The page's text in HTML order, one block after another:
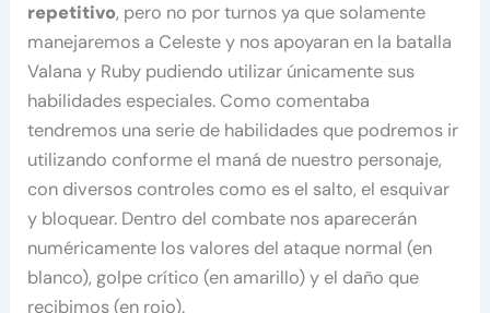
repetitivo, pero no por turnos ya que solamente
manejaremos a Celeste y nos apoyaran en la batalla
Valana y Ruby pudiendo utilizar únicamente sus
habilidades especiales. Como comentaba
tendremos una serie de habilidades que podremos ir
utilizando conforme el maná de nuestro personaje,
con diversos controles como es el salto, el esquivar
y bloquear. Dentro del combate nos aparecerán
numéricamente los valores del ataque normal (en
blanco), golpe crítico (en amarillo) y el daño que
recibimos (en rojo).